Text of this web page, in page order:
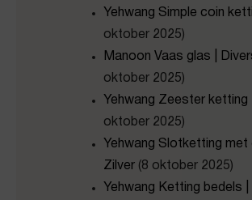
Yehwang Simple coin
oktober 2025)
Manoon Vaas glas |
oktober 2025)
Yehwang Zeester ketting
oktober 2025)
Yehwang Slotketting met
Zilver (8 oktober 2025)
Yehwang Ketting bedels |